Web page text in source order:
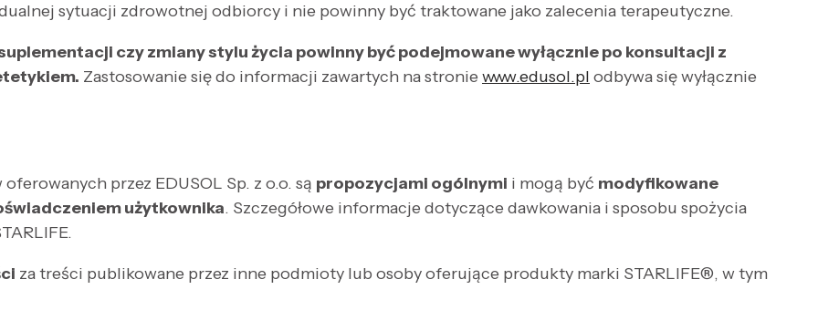
sytuacji zdrowotnej odbiorcy i nie powinny być traktowane jako zalecenia terapeutyczne.
czy zmiany stylu życia powinny być podejmowane wyłącznie po konsultacji z
Zastosowanie się do informacji zawartych na stronie www.edusol.pl odbywa się wyłącznie
przez EDUSOL Sp. z o.o. są propozycjami ogólnymi i mogą być modyfikowane
użytkownika. Szczegółowe informacje dotyczące dawkowania i sposobu spożycia
za treści publikowane przez inne podmioty lub osoby oferujące produkty marki STARLIFE®, w tym